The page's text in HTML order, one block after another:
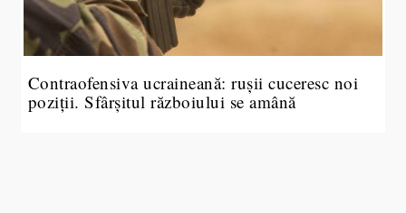
Contraofensiva ucraineană: rușii cuceresc noi
poziții. Sfârșitul războiului se amână